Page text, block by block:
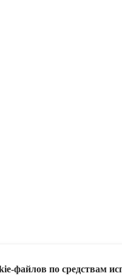
файлов по средствам